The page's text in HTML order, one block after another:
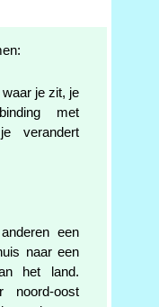
je zit, je
met
verandert
een
naar een
het land.
oost